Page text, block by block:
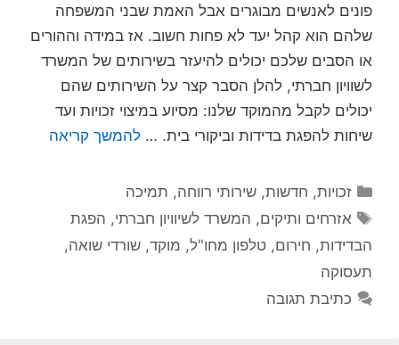
פונים לאנשים מבוגרים אבל האמת שבני המשפחה
שלהם הוא קהל יעד לא פחות חשוב. אז במידה וההורים
או הסבים שלכם יכולים להיעזר בשירותים של המשרד
לשוויון חברתי, להלן הסבר קצר על השירותים שהם
יכולים לקבל מהמוקד שלנו: מסיוע במיצוי זכויות ועד
שיחות להפגת בדידות וביקורי בית. … להמשך קריאה
קטגוריות
זכויות, חדשות,שירותי רווחה, תמיכה
תגיות
אזרחים ותיקים, המשרד לשיוויון חברתי, הפגת
הבדידות, חירום, טלפון מחו"ל, מוקד, שורדי שואה,
תעסוקה
כתיבת תגובה